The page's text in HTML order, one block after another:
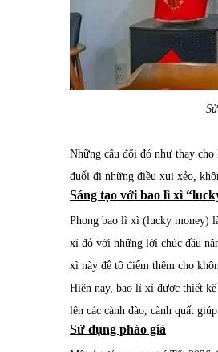
Những câu đối đỏ như thay
đuổi đi những điều xui xẻo,
Sáng tạo với bao lì xì
Phong bao lì xì (lucky money)
xì đỏ với những lời chúc đầu
xì này để tô điểm thêm cho
Hiện nay, bao lì xì được thiết kế
lên các cành đào, cành quất
Sử dụng pháo giả